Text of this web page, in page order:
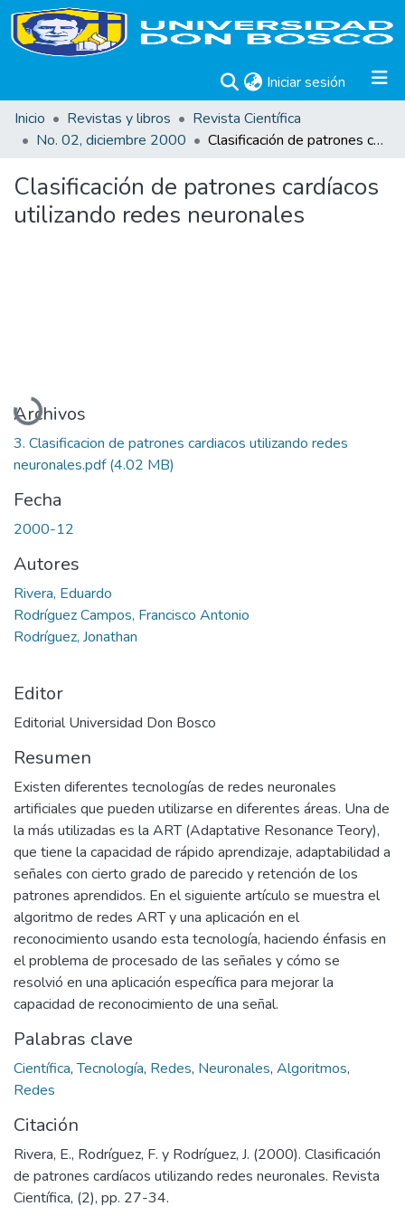
Iniciar sesión (current)
Inicio
Revistas y libros
Revista Científica
No. 02, diciembre 2000
Clasificación de patrones cardíacos utilizando redes neuronales
Clasificación de patrones cardíacos
utilizando redes neuronales
Cargando...
Archivos
3. Clasificacion de patrones cardiacos utilizando redes
neuronales.pdf(4.02 MB)
Fecha
2000-12
Autores
Rivera, Eduardo
Rodríguez Campos, Francisco Antonio
Rodríguez, Jonathan
Editor
Editorial Universidad Don Bosco
Resumen
Existen diferentes tecnologías de redes neuronales
artificiales que pueden utilizarse en diferentes áreas. Una de
la más utilizadas es la ART (Adaptative Resonance Teory),
que tiene la capacidad de rápido aprendizaje, adaptabilidad a
señales con cierto grado de parecido y retención de los
patrones aprendidos. En el siguiente artículo se muestra el
algoritmo de redes ART y una aplicación en el
reconocimiento usando esta tecnología, haciendo énfasis en
el problema de procesado de las señales y cómo se
resolvió en una aplicación específica para mejorar la
capacidad de reconocimiento de una señal.
Palabras clave
Científica,Tecnología, Redes, Neuronales, Algoritmos,
Redes
Citación
Rivera, E., Rodríguez, F. y Rodríguez, J. (2000). Clasificación
de patrones cardíacos utilizando redes neuronales. Revista
Científica, (2), pp. 27-34.